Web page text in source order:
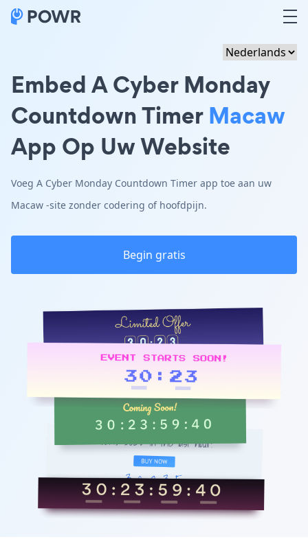
Embed A Cyber Monday
Countdown TimerMacaw
App Op Uw Website
Voeg A Cyber Monday Countdown Timer app toe aan uw
Macaw -site zonder codering of hoofdpijn.
Begin gratis